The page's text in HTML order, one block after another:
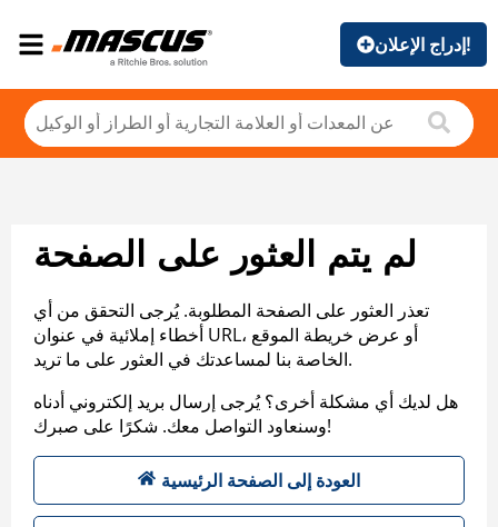
إدراج الإعلان!
لم يتم العثور على الصفحة
تعذر العثور على الصفحة المطلوبة. يُرجى التحقق من أي
أخطاء إملائية في عنوان URL، أو عرض خريطة الموقع
الخاصة بنا لمساعدتك في العثور على ما تريد.
هل لديك أي مشكلة أخرى؟ يُرجى إرسال بريد إلكتروني أدناه
وسنعاود التواصل معك. شكرًا على صبرك!
العودة إلى الصفحة الرئيسية